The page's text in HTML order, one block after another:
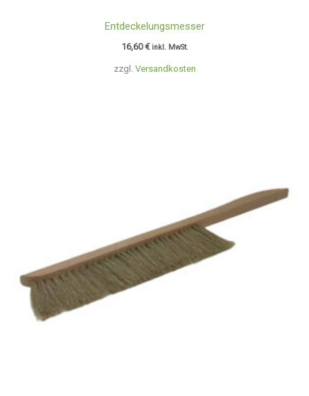
zzgl. Versandkosten
Entdeckelungsmesser
16,60€ inkl. MwSt.